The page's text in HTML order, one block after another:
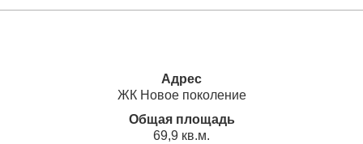
Адрес
ЖК Новое поколение
Общая площадь
69,9 кв.м.